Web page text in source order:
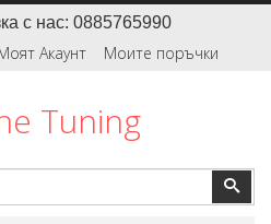
с нас: 0885765990
Акаунт Моите поръчки
Tuning